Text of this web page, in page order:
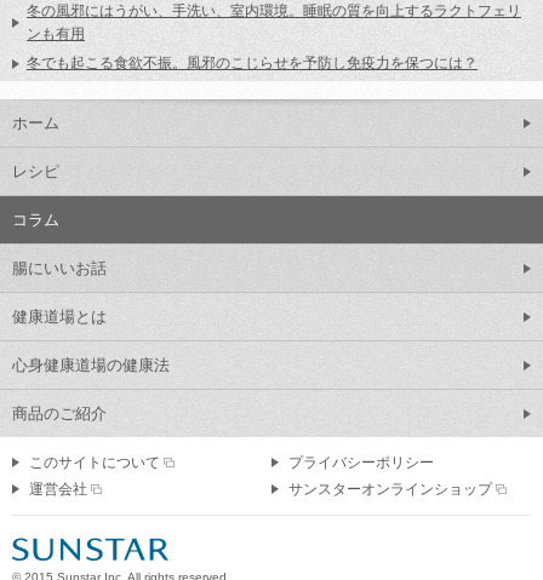
冬の風邪にはうがい、手洗い、室内環境。睡眠の質を向上するラクトフェリ
ンも有用
冬でも起こる食欲不振。風邪のこじらせを予防し免疫力を保つには？
ホーム
レシピ
コラム
腸にいいお話
健康道場とは
心身健康道場の健康法
商品のご紹介
このサイトについて
プライバシーポリシー
運営会社
サンスターオンラインショップ
© 2015 Sunstar Inc. All rights reserved.